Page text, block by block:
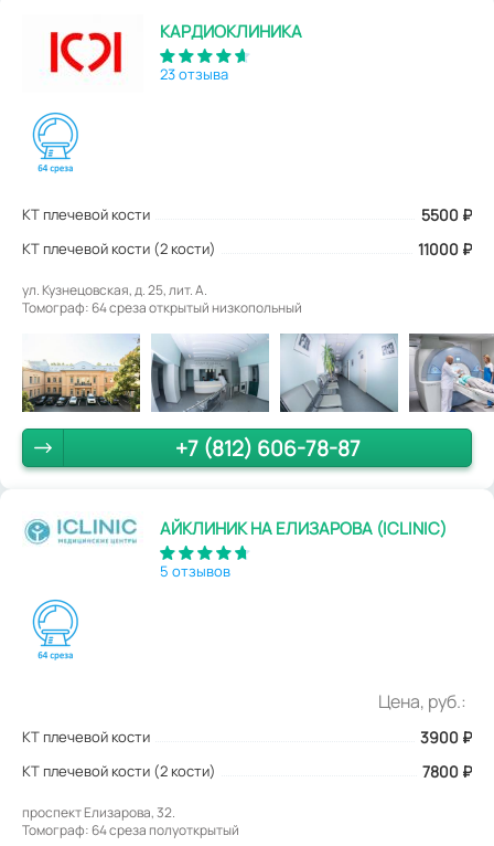
КАРДИОКЛИНИКА
23 отзыва
КТ плечевой кости 5500 ₽
КТ плечевой кости (2 кости) 11000 ₽
ул. Кузнецовская, д. 25, лит. А.
Томограф: 64 среза открытый низкопольный
+7 (812) 606-78-87
АЙКЛИНИК НА ЕЛИЗАРОВА (ICLINIC)
5 отзывов
Цена, руб.:
КТ плечевой кости 3900 ₽
КТ плечевой кости (2 кости) 7800 ₽
проспект Елизарова, 32.
Томограф: 64 среза полуоткрытый